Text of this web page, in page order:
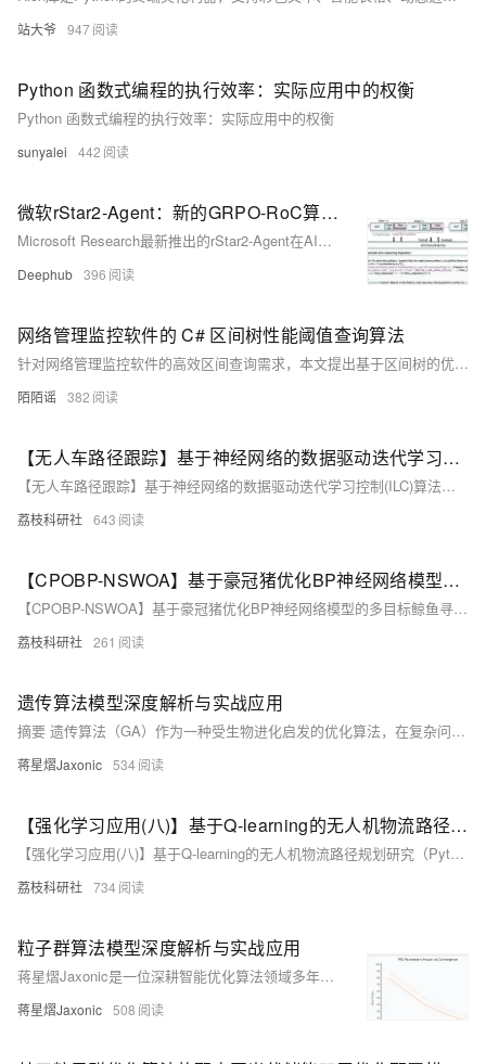
站大爷 947
Python 函数式编程的执行效率：实际应用中的权衡
Python 函数式编程的执行效率：实际应用中的权衡
sunyalei 442
微软rStar2-Agent：新的GRPO-RoC算法让14B模型在复杂推理时超越了前沿大模型
Microsoft Research最新推出的rStar2-Agent在AIME24数学基准测试中以80.6%的准确率超越超大规模模型DeepSeek-R1，展现“思考更聪明”而非“更长”的AI推理新方向。
Deephub 396
网络管理监控软件的 C# 区间树性能阈值查询算法
针对网络管理监控软件的高效区间查询需求，本文提出基于区间树的优化方案。传统线性遍历效率低，10万条数据查询超800ms，难以满足实时性要求。区间树以平衡二叉搜索树结构，结合节点最大值剪枝策略，将查询复杂度从O(N)降至O(logN+K)，显著提升性能。通过C#实现，支持按指标类型分组建树、增量插入与多维度联合查询，在10万记录下查询耗时仅约2.8ms，内存占用降低35%。测试表明，该方案有效解决高负载场景下的响应延迟问题，助力管理员快速定位异常设备，提升运维效率与系统稳定性。
陌陌谣 382
【无人车路径跟踪】基于神经网络的数据驱动迭代学习控制(ILC)算法，用于具有未知模型和重复任务的非线性单输入单输出(SISO)离散时间系统的无人车的路径跟踪（Matlab代码实现）
【无人车路径跟踪】基于神经网络的数据驱动迭代学习控制(ILC)算法，用于具有未知模型和重复任务的非线性单输入单输出(SISO)离散时间系统的无人车的路径跟踪（Matlab代码实现）
荔枝科研社 643
【CPOBP-NSWOA】基于豪冠猪优化BP神经网络模型的多目标鲸鱼寻优算法研究（Matlab代码实现）
【CPOBP-NSWOA】基于豪冠猪优化BP神经网络模型的多目标鲸鱼寻优算法研究（Matlab代码实现）
荔枝科研社 261
遗传算法模型深度解析与实战应用
摘要 遗传算法（GA）作为一种受生物进化启发的优化算法，在复杂问题求解中展现出独特优势。本文系统介绍了GA的核心理论、实现细节和应用经验。算法通过模拟自然选择机制，利用选择、交叉、变异三大操作在解空间中进行全局搜索。与梯度下降等传统方法相比，GA不依赖目标函数的连续性或可微性，特别适合处理离散优化、多目标优化等复杂问题。文中详细阐述了染色体编码、适应度函数设计、遗传操作实现等关键技术，并提供了Python代码实现示例。实践表明，GA的成功应用关键在于平衡探索与开发，通过精心调参维持种群多样性同时确保收敛效率
蒋星熠Jaxonic 534
【强化学习应用(八)】基于Q-learning的无人机物流路径规划研究（Python代码实现）
【强化学习应用(八)】基于Q-learning的无人机物流路径规划研究（Python代码实现）
荔枝科研社 734
粒子群算法模型深度解析与实战应用
蒋星熠Jaxonic是一位深耕智能优化算法领域多年的技术探索者，专注于粒子群优化（PSO）算法的研究与应用。他深入剖析了PSO的数学模型、核心公式及实现方法，并通过大量实践验证了其在神经网络优化、工程设计等复杂问题上的卓越性能。本文全面展示了PSO的理论基础、改进策略与前沿发展方向，为读者提供了一份详尽的技术指南。
蒋星熠Jaxonic 508